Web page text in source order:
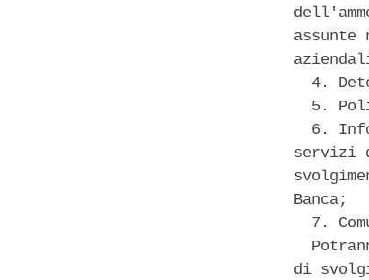
4.
5.
6.
servizi
Banca;
7.
di